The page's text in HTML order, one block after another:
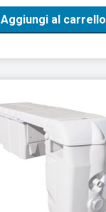
Aggiungi al carrello